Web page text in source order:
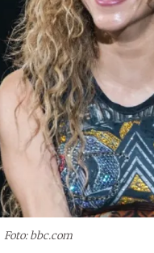
Foto: bbc.com